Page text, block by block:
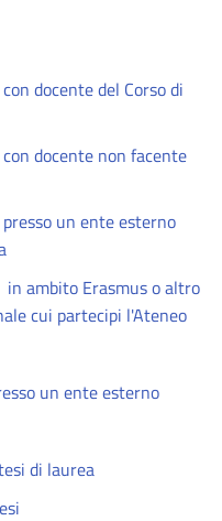
docente del Corso di
docente non facente
un ente esterno
ambito Erasmus o altro
cui partecipi l'Ateneo
un ente esterno
di laurea